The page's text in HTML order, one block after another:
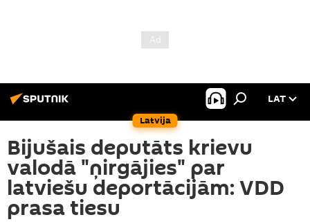
Latvija
LAT
Bijušais deputāts krievu
valodā "ņirgājies" par
latviešu deportācijām: VDD
prasa tiesu